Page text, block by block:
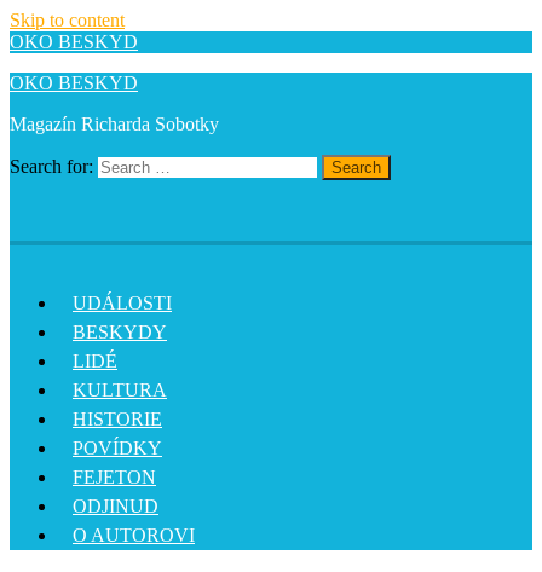
Skip to content
OKO BESKYD
OKO BESKYD
Magazín Richarda Sobotky
Search for: Search
UDÁLOSTI
BESKYDY
LIDÉ
KULTURA
HISTORIE
POVÍDKY
FEJETON
ODJINUD
O AUTOROVI